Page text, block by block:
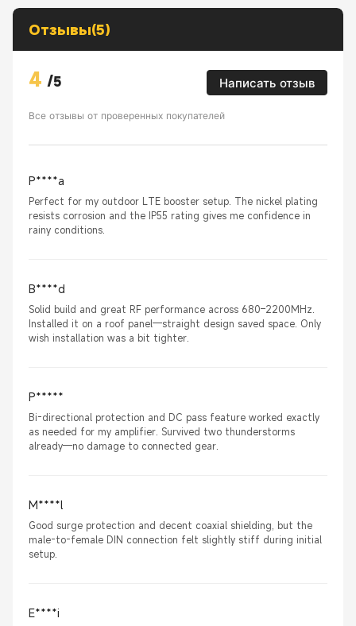
Отзывы(5)
4 /5 Написать отзыв
Все отзывы от проверенных покупателей
P****a
Perfect for my outdoor LTE booster setup. The nickel plating
resists corrosion and the IP55 rating gives me confidence in
rainy conditions.
B****d
Solid build and great RF performance across 680–2200MHz.
Installed it on a roof panel—straight design saved space. Only
wish installation was a bit tighter.
P*****
Bi-directional protection and DC pass feature worked exactly
as needed for my amplifier. Survived two thunderstorms
already—no damage to connected gear.
M****l
Good surge protection and decent coaxial shielding, but the
male-to-female DIN connection felt slightly stiff during initial
setup.
E****i